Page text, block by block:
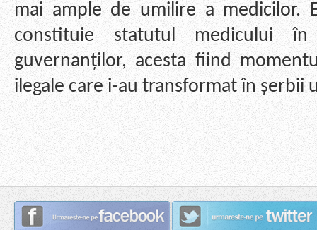
mai ample de umilire a medicilor.
constituie statutul medicului
guvernanților, acesta fiind
ilegale care i-au transformat în șerbii